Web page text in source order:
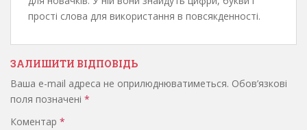
прості слова для використання в повсякденності.
ЗАЛИШИТИ ВІДПОВІДЬ
Ваша e-mail адреса не оприлюднюватиметься. Обов’язкові
поля позначені *
Коментар *